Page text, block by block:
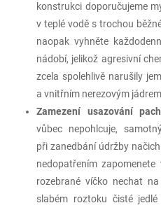
konstrukci doporučujeme
v teplé vodě s trochou
naopak vyhněte
nádobí, jelikož agresivní
zcela spolehlivě narušily
a vnitřním nerezovým
Zamezení usazování
vůbec nepohlcuje,
při zanedbání údržby
nedopatřením
rozebrané víčko nechat
slabém roztoku čisté